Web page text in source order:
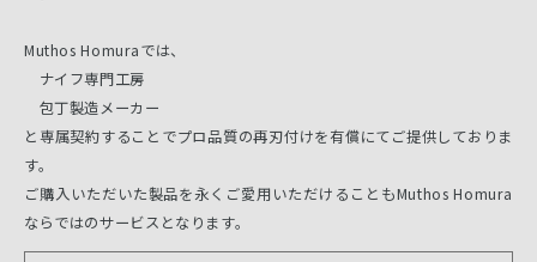
Muthos Homuraでは、
ナイフ専門工房
包丁製造メーカー
と専属契約することでプロ品質の再刃付けを有償にてご提供しておりま
す。
ご購入いただいた製品を永くご愛用いただけることもMuthos Homura
ならではのサービスとなります。